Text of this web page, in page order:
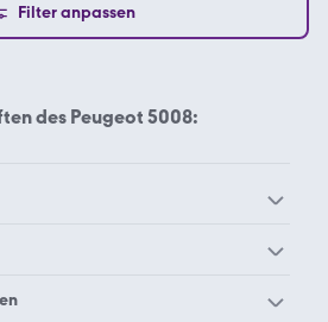
Filter anpassen
des Peugeot 5008: